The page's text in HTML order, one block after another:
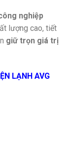
nghiệp
lượng cao, tiết
giữ trọn giá trị
LẠNH AVG